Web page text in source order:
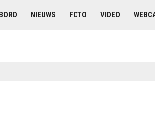
NIEUWS FOTO VIDEO